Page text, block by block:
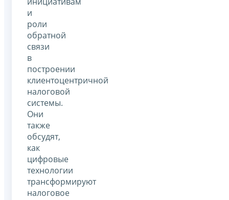
и
роли
обратной
связи
в
построении
клиентоцентричной
налоговой
системы.
Они
также
обсудят,
как
цифровые
технологии
трансформируют
налоговое